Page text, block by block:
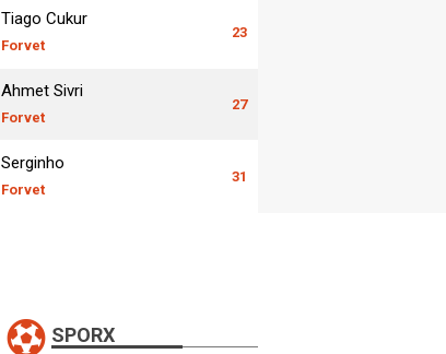
Tiago Cukur
Forvet
23
Ahmet Sivri
Forvet
27
Serginho
Forvet
31
SPORX